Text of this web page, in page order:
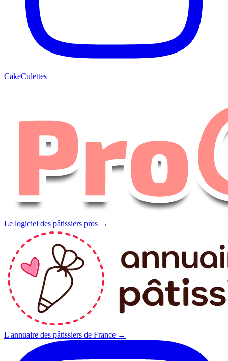
CakeCulettes
Le logiciel des pâtissiers pros →
L'annuaire des pâtissiers de France →